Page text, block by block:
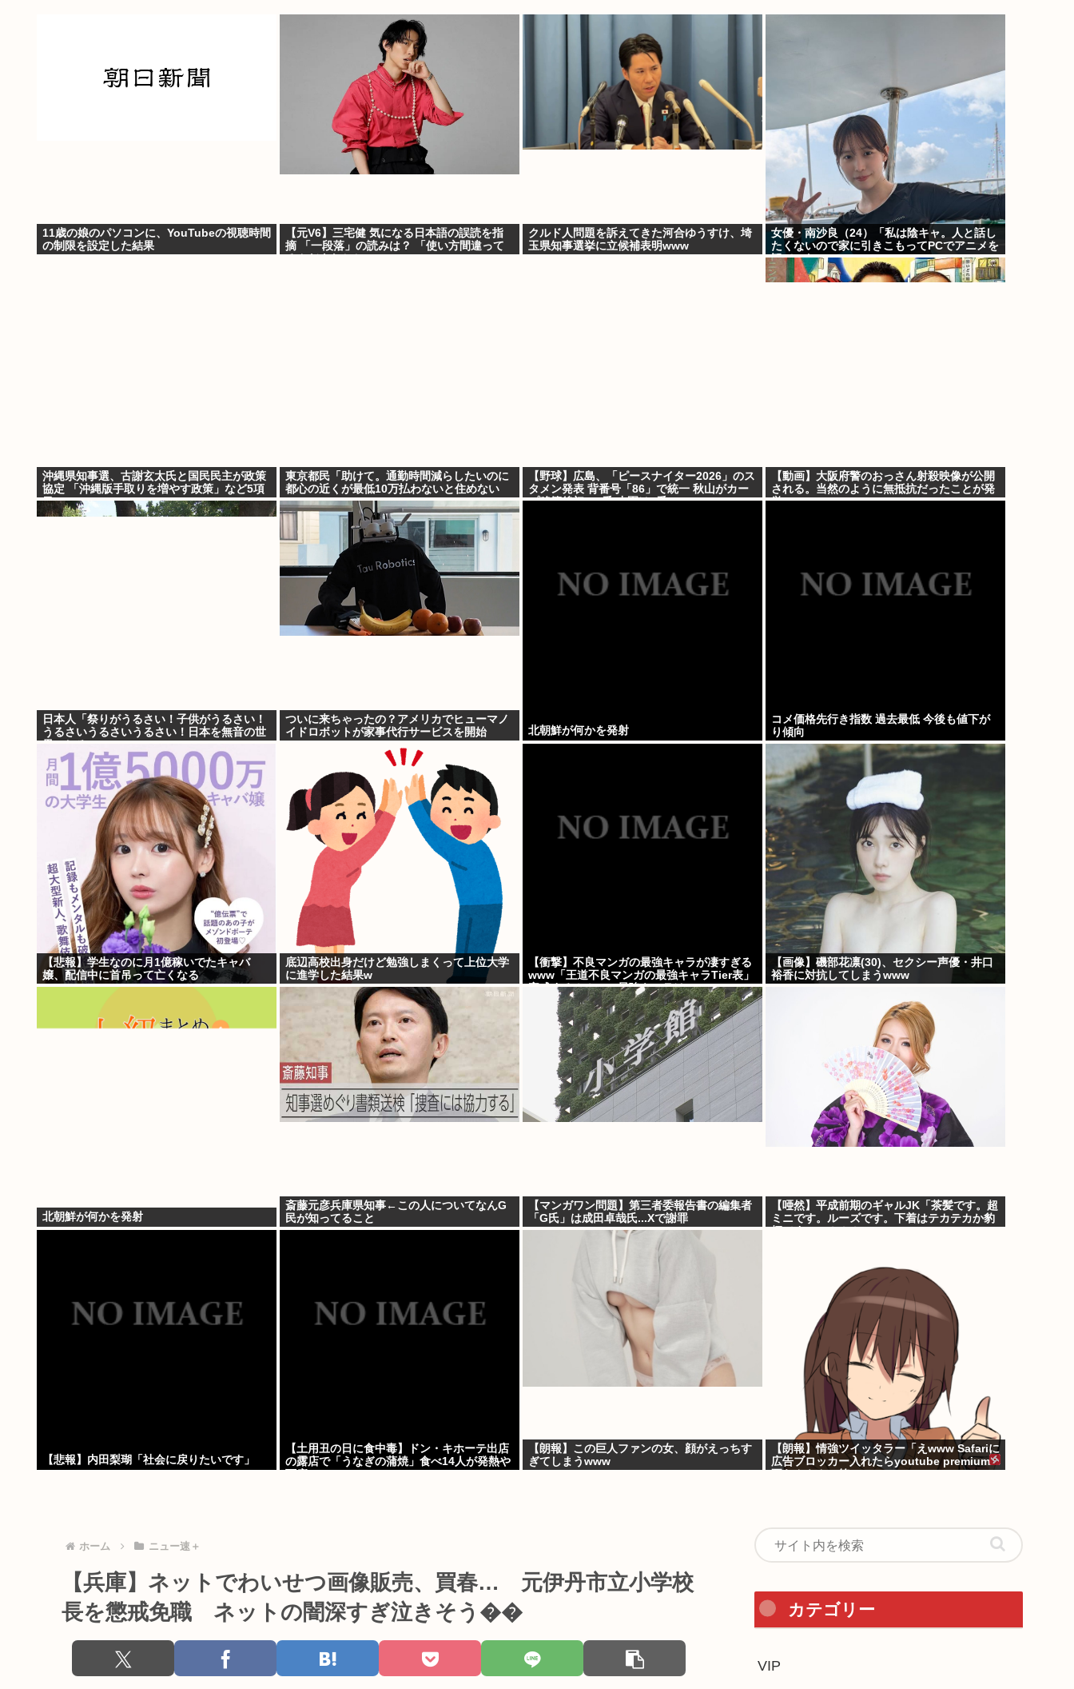
11歳の娘のパソコンに、YouTubeの視聴時間
の制限を設定した結果
【元V6】三宅健 気になる日本語の誤読を指
摘 「一段落」の読みは？ 「使い方間違って
クルド人問題を訴えてきた河合ゆうすけ、埼
玉県知事選挙に立候補表明www
女優・南沙良（24）「私は陰キャ。人と話し
たくないので家に引きこもってPCでアニメを
観ていたい」
沖縄県知事選、古謝玄太氏と国民民主が政策
協定 「沖縄版手取りを増やす政策」など5項
目
東京都民「助けて。通勤時間減らしたいのに
都心の近くが最低10万払わないと住めない
の」
【野球】広島、「ピースナイター2026」のス
タメン発表 背番号「86」で統一 秋山がカー
プ移籍後初の4番 小園は6番
【動画】大阪府警のおっさん射殺映像が公開
される。当然のように無抵抗だったことが発
覚
日本人「祭りがうるさい！子供がうるさい！
うるさいうるさいうるさい！日本を無音の世
ついに来ちゃったの？アメリカでヒューマノ
イドロボットが家事代行サービスを開始
北朝鮮が何かを発射
コメ価格先行き指数 過去最低 今後も値下が
り傾向
【悲報】学生なのに月1億稼いでたキャバ
嬢、配信中に首吊って亡くなる
底辺高校出身だけど勉強しまくって上位大学
に進学した結果w
【衝撃】不良マンガの最強キャラが凄すぎる
www「王道不良マンガの最強キャラTier表」
完成する！！この最強キャラは…
【画像】磯部花凛(30)、セクシー声優・井口
裕香に対抗してしまうwww
北朝鮮が何かを発射
斎藤元彦兵庫県知事←この人についてなんG
民が知ってること
【マンガワン問題】第三者委報告書の編集者
「G氏」は成田卓哉氏...Xで謝罪
【唖然】平成前期のギャルJK「茶髪です。超
ミニです。ルーズです。下着はテカテカか豹
【悲報】内田梨瑚「社会に戻りたいです」
【土用丑の日に食中毒】ドン・キホーテ出店
の露店で「うなぎの蒲焼」食べ14人が発熱や
【朗報】この巨人ファンの女、顔がえっちす
ぎてしまうwww
【朗報】情強ツイッタラー「えwww Safariに
広告ブロッカー入れたらyoutube premium
ホーム ニュー速＋
【兵庫】ネットでわいせつ画像販売、買春… 元伊丹市立小学校
長を懲戒免職 ネットの闇深すぎ泣きそう��
カテゴリー
VIP